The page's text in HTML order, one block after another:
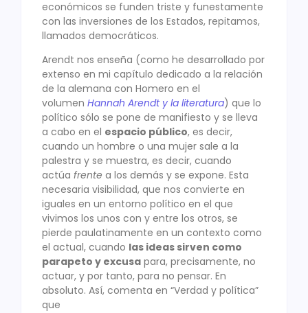
económicos se funden triste y funestamente
con las inversiones de los Estados, repitamos,
llamados democráticos.
Arendt nos enseña (como he desarrollado por
extenso en mi capítulo dedicado a la relación
de la alemana con Homero en el
volumen Hannah Arendt y la literatura) que lo
político sólo se pone de manifiesto y se lleva
a cabo en el espacio público, es decir,
cuando un hombre o una mujer sale a la
palestra y se muestra, es decir, cuando
actúa frente a los demás y se expone. Esta
necesaria visibilidad, que nos convierte en
iguales en un entorno político en el que
vivimos los unos con y entre los otros, se
pierde paulatinamente en un contexto como
el actual, cuando las ideas sirven como
parapeto y excusa para, precisamente, no
actuar, y por tanto, para no pensar. En
absoluto. Así, comenta en “Verdad y política”
que